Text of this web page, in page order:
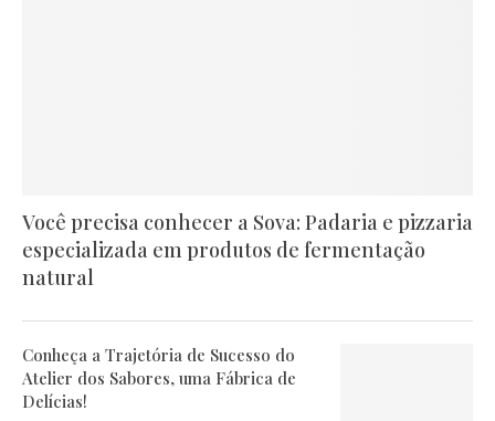
Você precisa conhecer a Sova: Padaria e pizzaria
especializada em produtos de fermentação
natural
Conheça a Trajetória de Sucesso do
Atelier dos Sabores, uma Fábrica de
Delícias!